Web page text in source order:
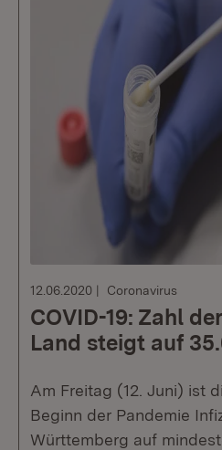
12.06.2020 Coronavirus
COVID-19: Zahl
Land steigt auf
Am Freitag (12. Juni) ist
Beginn der Pandemie
Württemberg auf